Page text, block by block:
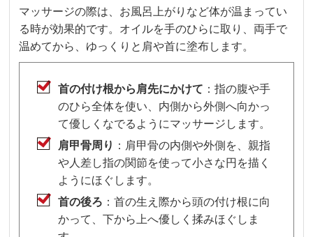
マッサージの際は、お風呂上がりなど体が温まってい
る時が効果的です。オイルを手のひらに取り、両手で
温めてから、ゆっくりと肩や首に塗布します。
首の付け根から肩先にかけて ：指の腹や手
のひら全体を使い、内側から外側へ向かっ
て優しくなでるようにマッサージします。
肩甲骨周り ：肩甲骨の内側や外側を、親指
や人差し指の関節を使って小さな円を描く
ようにほぐします。
首の後ろ ：首の生え際から頭の付け根に向
かって、下から上へ優しく揉みほぐしま